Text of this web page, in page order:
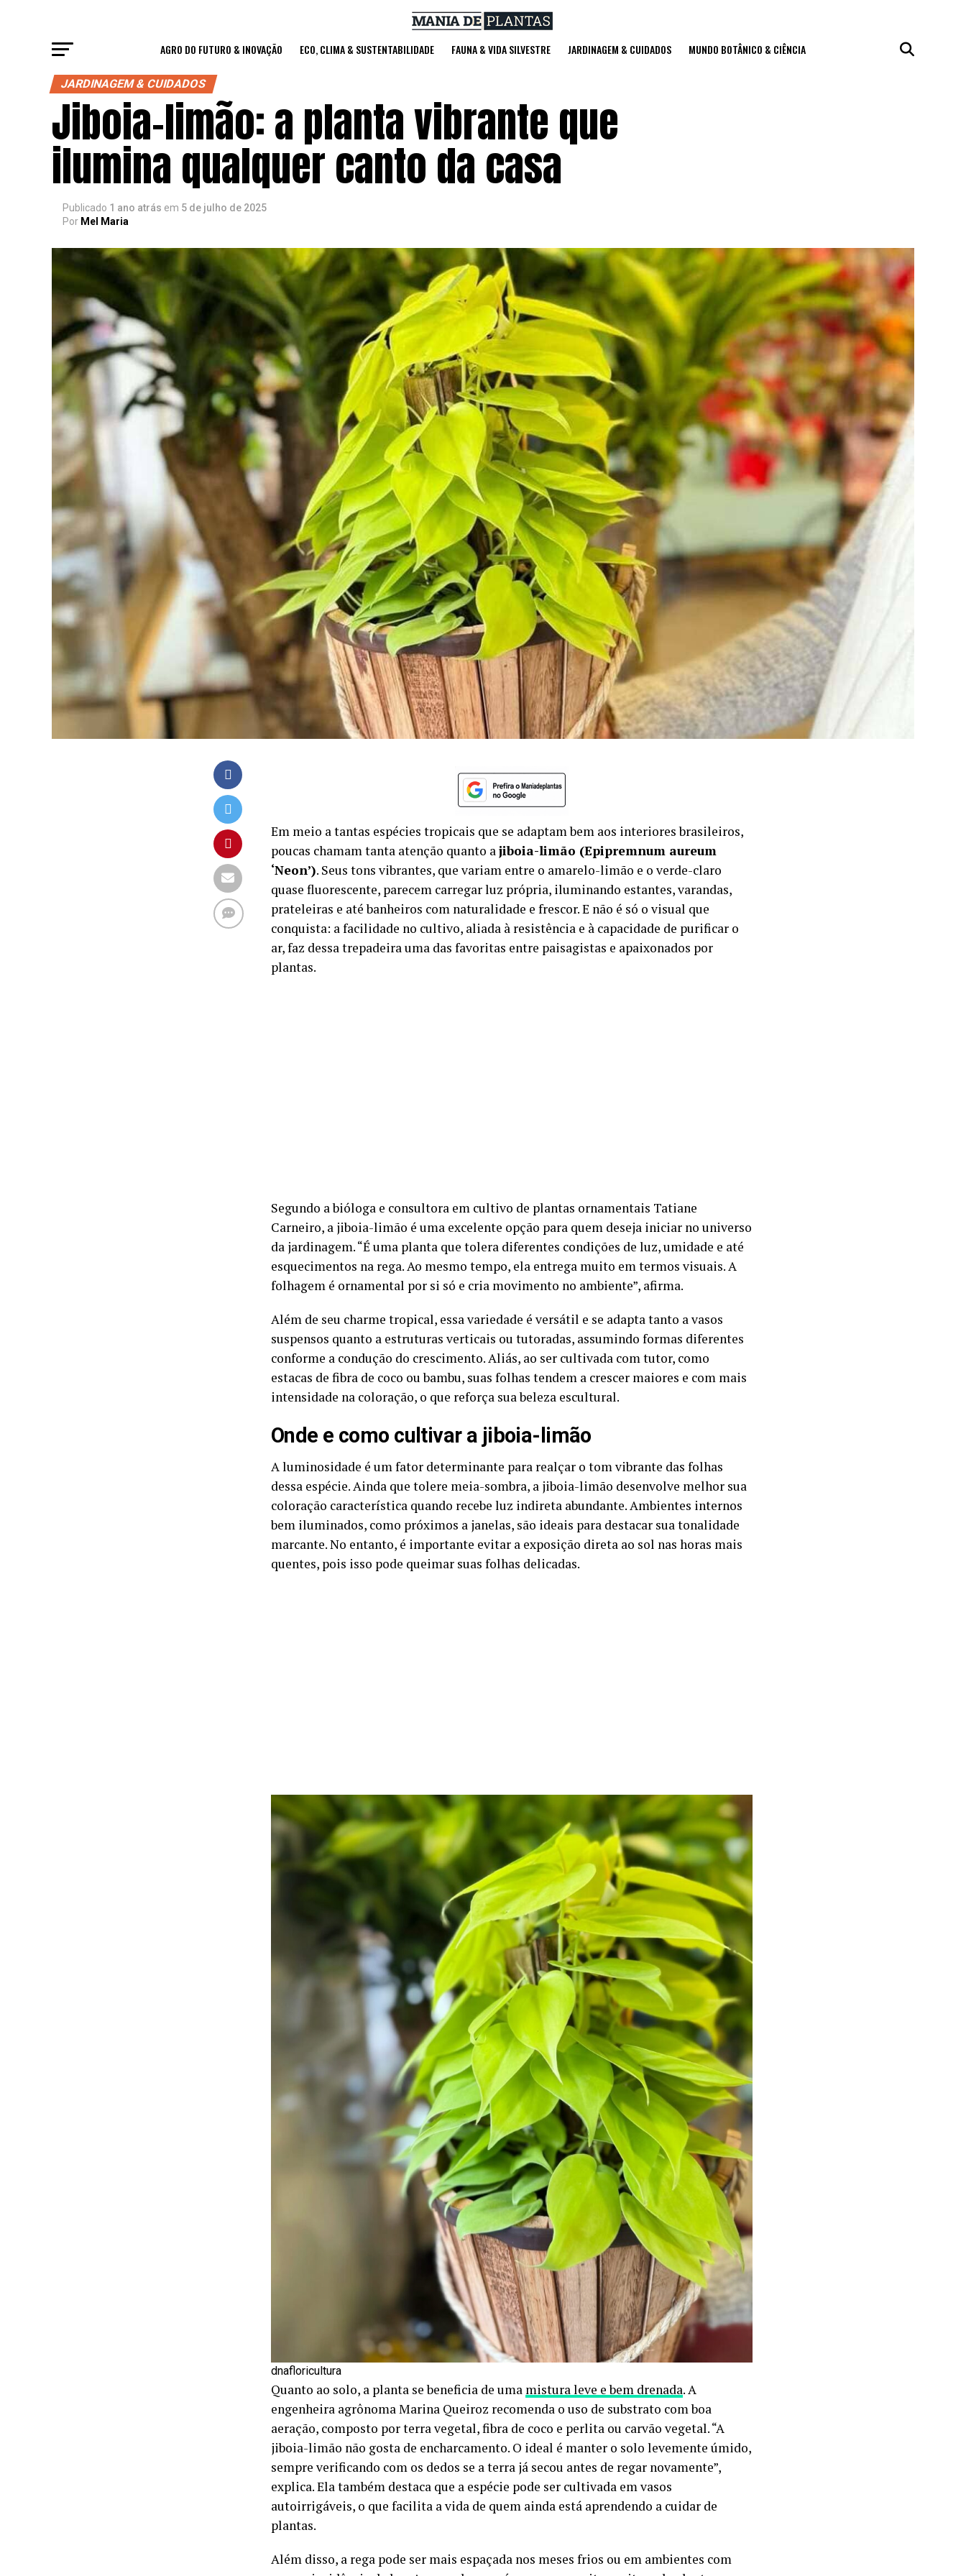
AGRO DO FUTURO & INOVAÇÃO ECO, CLIMA & SUSTENTABILIDADE FAUNA & VIDA SILVESTRE JARDINAGEM & CUIDADOS MUNDO BOTÂNICO & CIÊNCIA
JARDINAGEM & CUIDADOS
Jiboia-limão: a planta vibrante que
ilumina qualquer canto da casa
Publicado 1 ano atrás em 5 de julho de 2025
Por Mel Maria
Em meio a tantas espécies tropicais que se adaptam bem aos interiores brasileiros,
poucas chamam tanta atenção quanto ajiboia-limão (Epipremnum aureum
‘Neon’). Seus tons vibrantes, que variam entre o amarelo-limão e o verde-claro
quase fluorescente, parecem carregar luz própria, iluminando estantes, varandas,
prateleiras e até banheiros com naturalidade e frescor. E não é só o visual que
conquista: a facilidade no cultivo, aliada à resistência e à capacidade de purificar o
ar, faz dessa trepadeira uma das favoritas entre paisagistas e apaixonados por
plantas.
Segundo a bióloga e consultora em cultivo de plantas ornamentais Tatiane
Carneiro, a jiboia-limão é uma excelente opção para quem deseja iniciar no universo
da jardinagem. “É uma planta que tolera diferentes condições de luz, umidade e até
esquecimentos na rega. Ao mesmo tempo, ela entrega muito em termos visuais. A
folhagem é ornamental por si só e cria movimento no ambiente”, afirma.
Além de seu charme tropical, essa variedade é versátil e se adapta tanto a vasos
suspensos quanto a estruturas verticais ou tutoradas, assumindo formas diferentes
conforme a condução do crescimento. Aliás, ao ser cultivada com tutor, como
estacas de fibra de coco ou bambu, suas folhas tendem a crescer maiores e com mais
intensidade na coloração, o que reforça sua beleza escultural.
Onde e como cultivar a jiboia-limão
A luminosidade é um fator determinante para realçar o tom vibrante das folhas
dessa espécie. Ainda que tolere meia-sombra, a jiboia-limão desenvolve melhor sua
coloração característica quando recebe luz indireta abundante. Ambientes internos
bem iluminados, como próximos a janelas, são ideais para destacar sua tonalidade
marcante. No entanto, é importante evitar a exposição direta ao sol nas horas mais
quentes, pois isso pode queimar suas folhas delicadas.
dnafloricultura
Quanto ao solo, a planta se beneficia de uma mistura leve e bem drenada. A
engenheira agrônoma Marina Queiroz recomenda o uso de substrato com boa
aeração, composto por terra vegetal, fibra de coco e perlita ou carvão vegetal. “A
jiboia-limão não gosta de encharcamento. O ideal é manter o solo levemente úmido,
sempre verificando com os dedos se a terra já secou antes de regar novamente”,
explica. Ela também destaca que a espécie pode ser cultivada em vasos
autoirrigáveis, o que facilita a vida de quem ainda está aprendendo a cuidar de
plantas.
Além disso, a rega pode ser mais espaçada nos meses frios ou em ambientes com